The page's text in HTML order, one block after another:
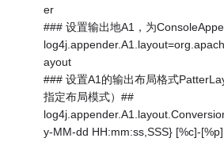
er
### 设置输出地A1，为
ayout
### 设置A1的输出布局格式
指定布局模式）##
y-MM-dd HH:mm:ss,SSS} [%c]-